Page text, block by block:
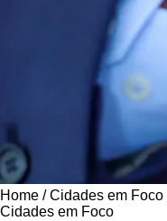
Home / Cidades em Foco
Cidades em Foco